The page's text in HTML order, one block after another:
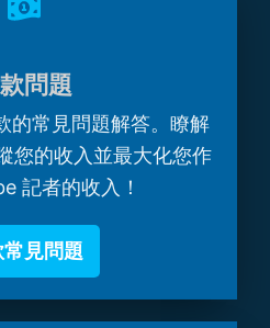
問題
的常見問題解答。瞭解
您的收入並最大化您作
記者的收入！
見問題